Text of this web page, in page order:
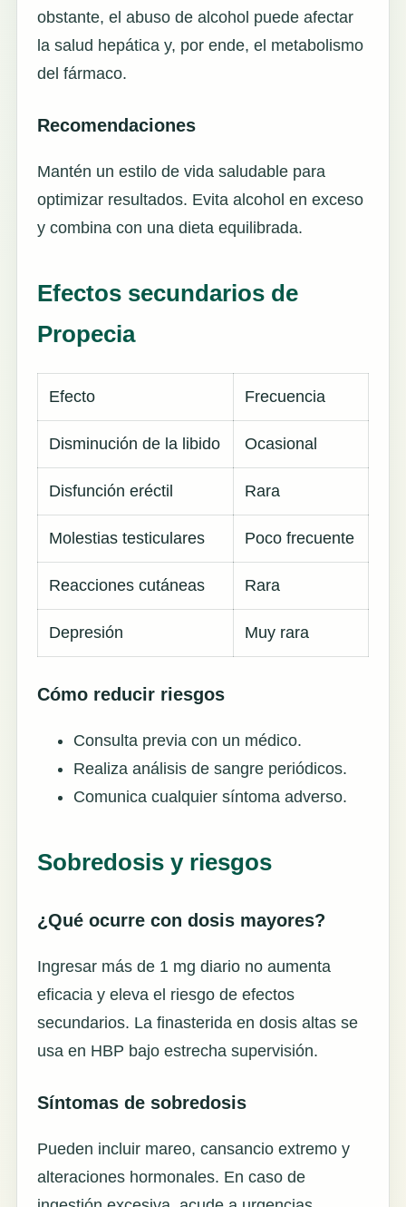
obstante, el abuso de alcohol puede afectar
la salud hepática y, por ende, el metabolismo
del fármaco.
Recomendaciones
Mantén un estilo de vida saludable para
optimizar resultados. Evita alcohol en exceso
y combina con una dieta equilibrada.
Efectos secundarios de
Propecia
Efecto Frecuencia
Disminución de la libido Ocasional
Disfunción eréctil Rara
Molestias testiculares Poco frecuente
Reacciones cutáneas Rara
Depresión Muy rara
Cómo reducir riesgos
Consulta previa con un médico.
Realiza análisis de sangre periódicos.
Comunica cualquier síntoma adverso.
Sobredosis y riesgos
¿Qué ocurre con dosis mayores?
Ingresar más de 1 mg diario no aumenta
eficacia y eleva el riesgo de efectos
secundarios. La finasterida en dosis altas se
usa en HBP bajo estrecha supervisión.
Síntomas de sobredosis
Pueden incluir mareo, cansancio extremo y
alteraciones hormonales. En caso de